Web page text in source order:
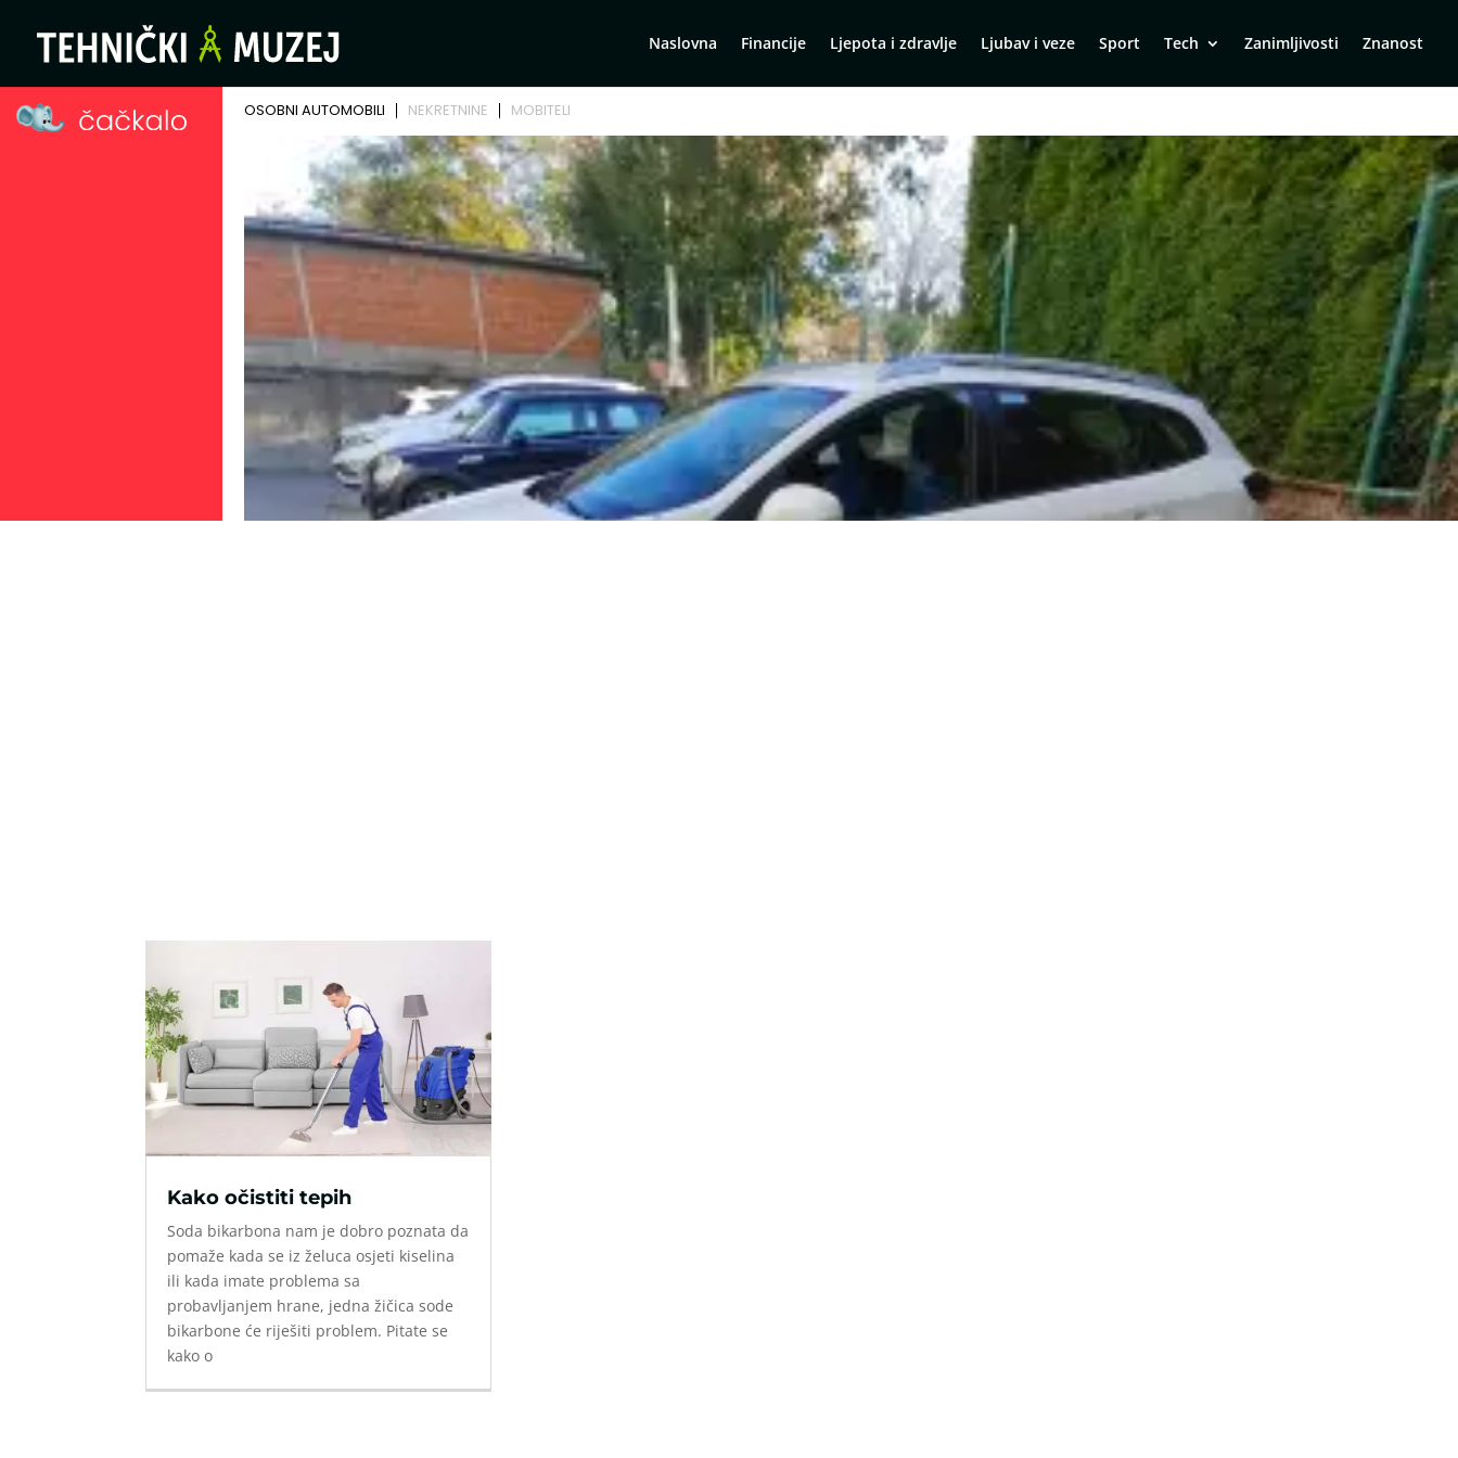
Naslovna Financije Ljepota i zdravlje Ljubav i veze Sport Tech Zanimljivosti Znanost
Kako očistiti tepih
Soda bikarbona nam je dobro poznata da
pomaže kada se iz želuca osjeti kiselina
ili kada imate problema sa
probavljanjem hrane, jedna žičica sode
bikarbone će riješiti problem. Pitate se
kako o